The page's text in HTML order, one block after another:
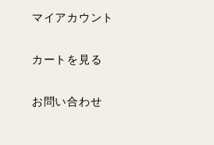
マイアカウント
カートを見る
お問い合わせ